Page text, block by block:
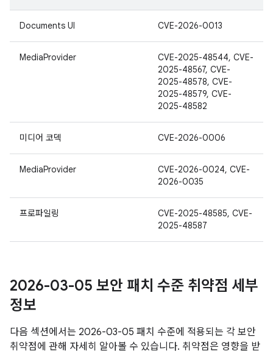
Documents UI CVE-2026-0013
MediaProvider
CVE-2025-48544, CVE-
2025-48567, CVE-
2025-48578, CVE-
2025-48579, CVE-
2025-48582
미디어 코덱 CVE-2026-0006
MediaProvider
CVE-2026-0024, CVE-
2026-0035
프로파일링
CVE-2025-48585, CVE-
2025-48587
2026-03-05 보안 패치 수준 취약점 세부
정보
다음 섹션에서는 2026-03-05 패치 수준에 적용되는 각 보안
취약점에 관해 자세히 알아볼 수 있습니다. 취약점은 영향을 받